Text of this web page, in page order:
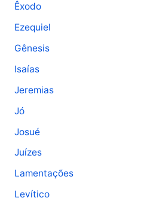
Êxodo
Ezequiel
Gênesis
Isaías
Jeremias
Jó
Josué
Juízes
Lamentações
Levítico